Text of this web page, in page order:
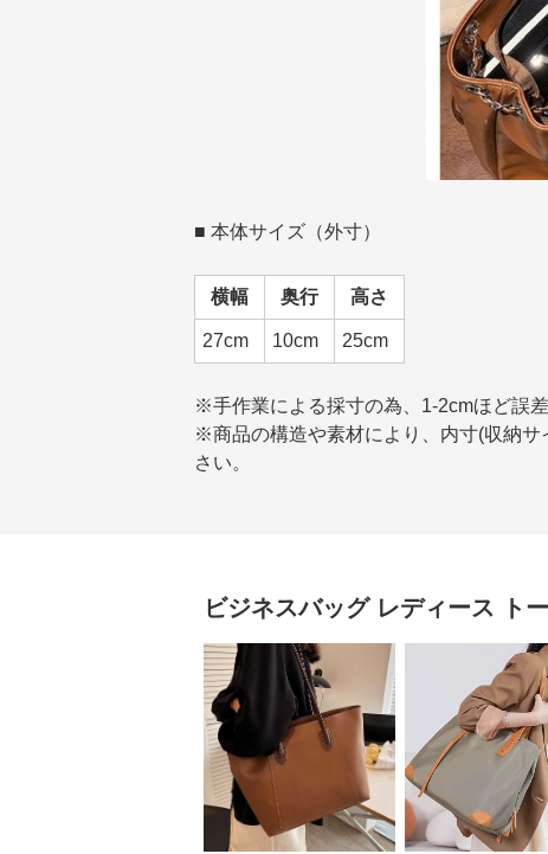
■ 本体サイズ（外寸）
横幅 奥行 高さ
27cm 10cm 25cm
※手作業による採寸の為、1-2cmほど誤
※商品の構造や素材により、内寸(収納
さい。
ビジネスバッグ レディース ト